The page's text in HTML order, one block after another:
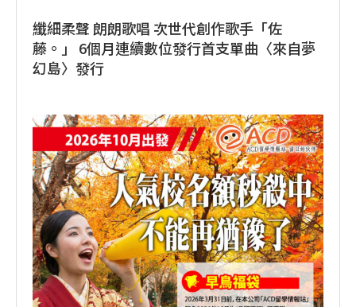
纖細柔聲 朗朗歌唱 次世代創作歌手「佐
藤。」 6個月連續數位發行首支單曲〈來自夢
幻島〉發行